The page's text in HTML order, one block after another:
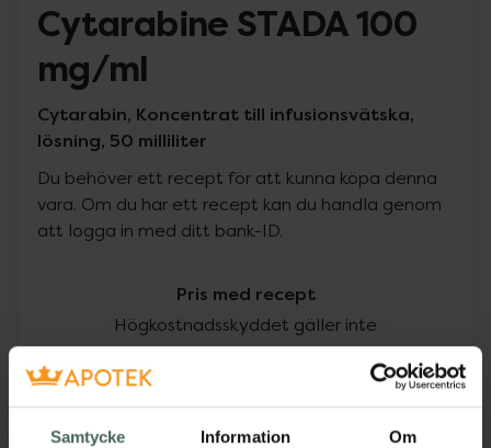
Samtycke Information Om
Cytarabine STADA 100
mg/ml
Cytarabin, Koncentrat till infusionsvätska,
lösning, 50 milliliter
Du behöver ett recept för att kunna köpa denna
vara. Om du har ett recept kan du handla genom
att logga in med ditt bank-ID.
Pris med recept
Högkostnadsskyddet gäller inte
355,75 kr
I apotek: 355,75 kr